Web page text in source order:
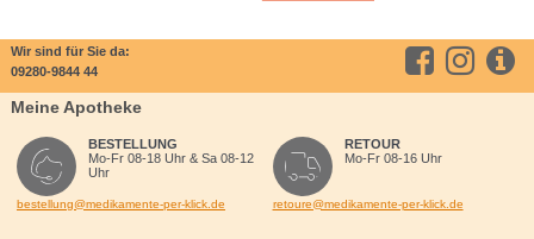
Wir sind für Sie da:
09280-9844 44
Meine Apotheke
BESTELLUNG
Mo-Fr 08-18 Uhr & Sa 08-12
Uhr
bestellung@medikamente-per-klick.de
RETOUR
Mo-Fr 08-16 Uhr
retoure@medikamente-per-klick.de